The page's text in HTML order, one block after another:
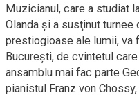
Muzicianul, care a studiat
Olanda şi a susţinut
prestiogioase ale lumii, va
Bucureşti, de cvintetul
ansamblu mai fac parte
pianistul Franz von